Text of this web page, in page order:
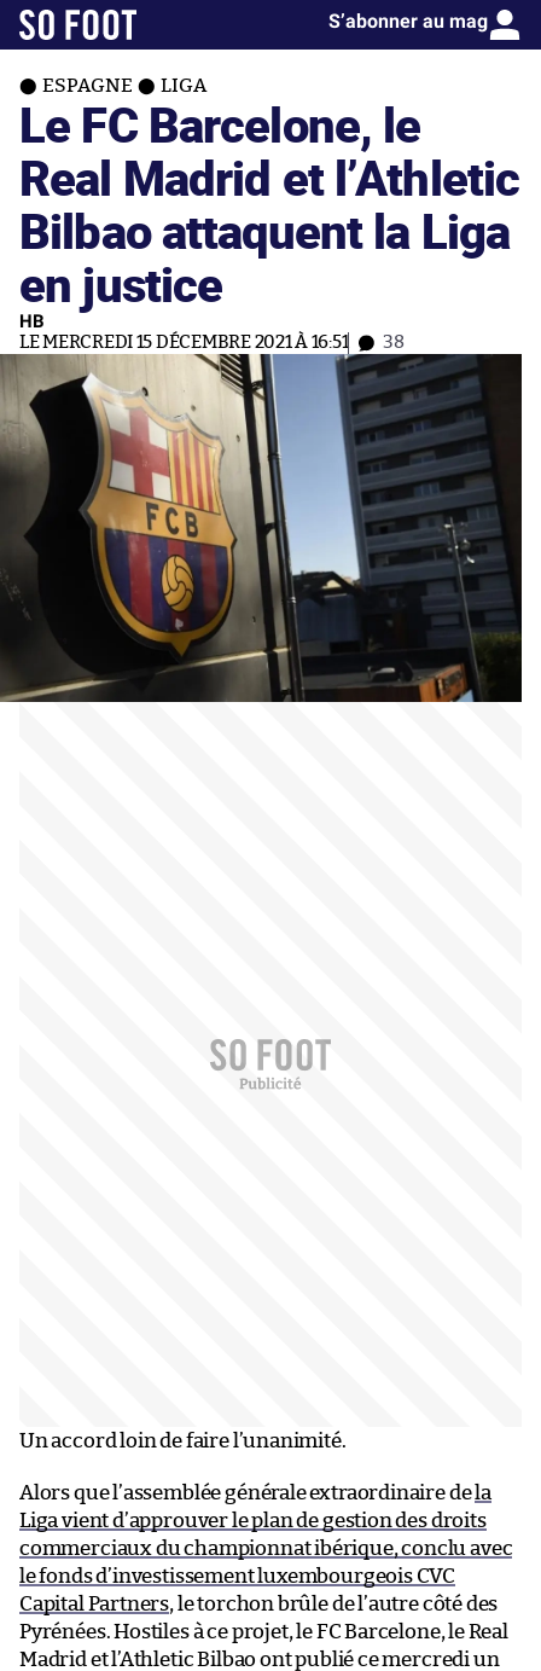
S’abonner au mag
ESPAGNE LIGA
Le FC Barcelone, le
Real Madrid et l’Athletic
Bilbao attaquent la Liga
en justice
HB
LE MERCREDI 15 DÉCEMBRE 2021 À 16:51 38
Un accord loin de faire l’unanimité.
Alors que l’assemblée générale extraordinaire dela
Liga vient d’approuver le plan de gestion des droits
commerciaux du championnat ibérique, conclu avec
le fonds d’investissement luxembourgeois CVC
Capital Partners, le torchon brûle de l’autre côté des
Pyrénées. Hostiles à ce projet, le FC Barcelone, le Real
Madrid et l’Athletic Bilbao ont publié ce mercredi un